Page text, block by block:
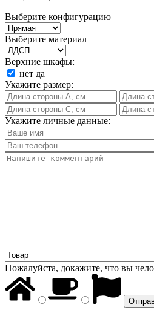
Выберите конфигурацию
Выберите материал
Верхние шкафы:
нет да
Укажите размер:
Укажите личные данные:
Пожалуйста, докажите, что вы